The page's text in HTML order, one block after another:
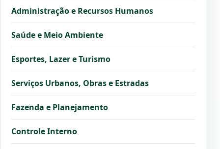
Administração e Recursos Humanos
Saúde e Meio Ambiente
Esportes, Lazer e Turismo
Serviços Urbanos, Obras e Estradas
Fazenda e Planejamento
Controle Interno